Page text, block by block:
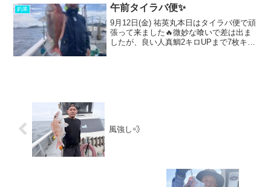
くれて顔だけは見え...
釣果 午前タイラバ便✨
9月12日(金) 祐英丸本日はタイラバ便で頑
張って来ました🔥微妙な喰いで差は出ま
したが、良い人真鯛2キロUPまで7枚キャ
風強し💨